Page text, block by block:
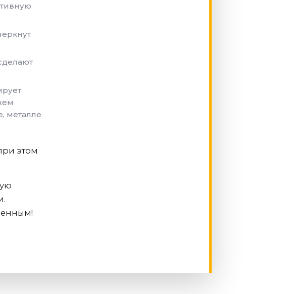
металле
этом